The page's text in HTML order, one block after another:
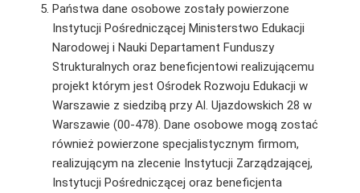
Państwa dane osobowe zostały powierzone
Instytucji Pośredniczącej Ministerstwo Edukacji
Narodowej i Nauki Departament Funduszy
Strukturalnych oraz beneficjentowi realizującemu
projekt którym jest Ośrodek Rozwoju Edukacji w
Warszawie z siedzibą przy Al. Ujazdowskich 28 w
Warszawie (00-478). Dane osobowe mogą zostać
również powierzone specjalistycznym firmom,
realizującym na zlecenie Instytucji Zarządzającej,
Instytucji Pośredniczącej oraz beneficjenta